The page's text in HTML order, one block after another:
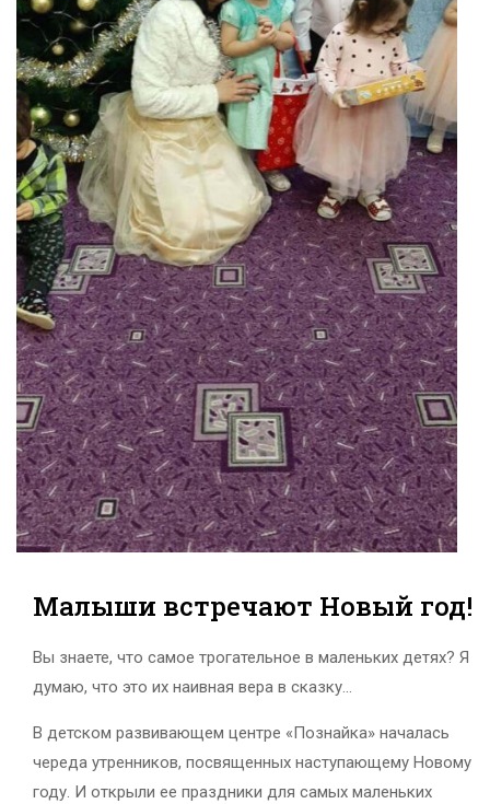
Малыши встречают Новый год!
Вы знаете, что самое трогательное в маленьких детях? Я
думаю, что это их наивная вера в сказку…
В детском развивающем центре «Познайка» началась
череда утренников, посвященных наступающему Новому
году. И открыли ее праздники для самых маленьких